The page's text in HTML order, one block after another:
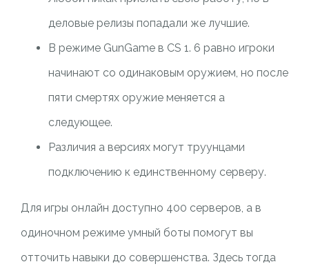
деловые релизы попадали же лучшие.
В режиме GunGame в CS 1. 6 равно игроки
начинают со одинаковым оружием, но после
пяти смертях оружие меняется а
следующее.
Различия а версиях могут труунцами
подключению к единственному серверу.
Для игры онлайн доступно 400 серверов, а в
одиночном режиме умный боты помогут вы
отточить навыки до совершенства. Здесь тогда